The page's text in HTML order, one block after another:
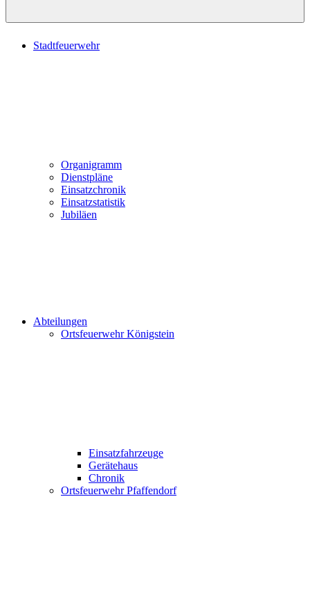
Stadtfeuerwehr
Organigramm
Dienstpläne
Einsatzchronik
Einsatzstatistik
Jubiläen
Abteilungen
Ortsfeuerwehr Königstein
Einsatzfahrzeuge
Gerätehaus
Chronik
Ortsfeuerwehr Pfaffendorf